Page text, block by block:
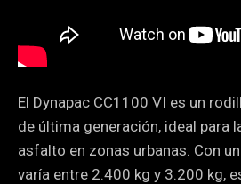
El Dynapac CC1100 VI es un
de última generación, ideal para
asfalto en zonas urbanas. Con
varía entre 2.400 kg y 3.200 kg,